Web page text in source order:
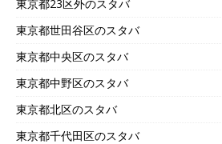
東京都23区外のスタバ
東京都世田谷区のスタバ
東京都中央区のスタバ
東京都中野区のスタバ
東京都北区のスタバ
東京都千代田区のスタバ